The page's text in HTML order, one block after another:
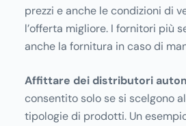
prezzi e anche le condizioni di
l’offerta migliore. I fornitori più
anche la fornitura in caso di
Affittare dei distributori
consentito solo se si scelgono
tipologie di prodotti. Un